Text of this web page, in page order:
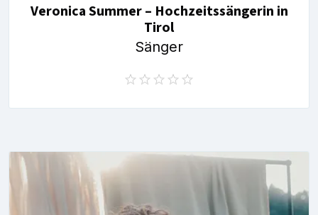
Veronica Summer – Hochzeitssängerin in
Tirol
Sänger